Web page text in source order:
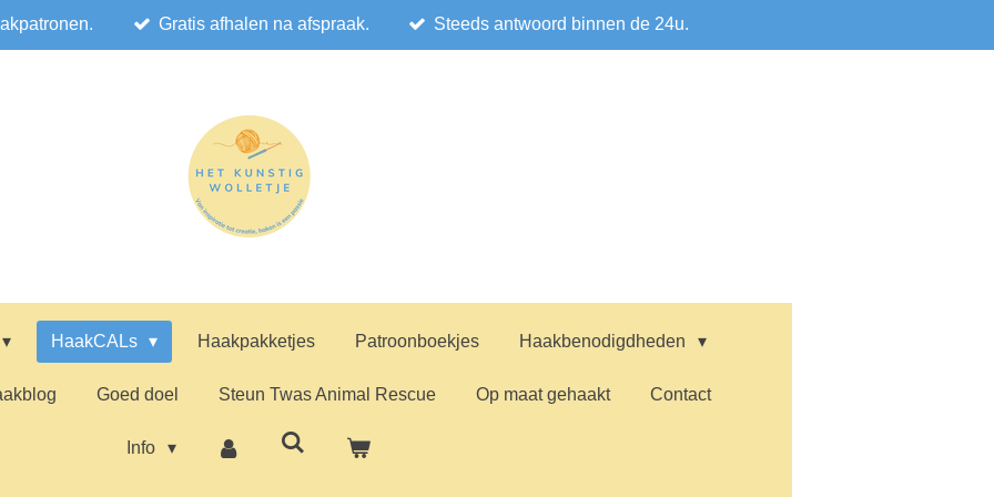
Gratis afhalen na afspraak. Steeds antwoord binnen de 24u.
HaakCALs Haakpakketjes Patroonboekjes Haakbenodigdheden
Goed doel Steun Twas Animal Rescue Op maat gehaakt Contact
Info